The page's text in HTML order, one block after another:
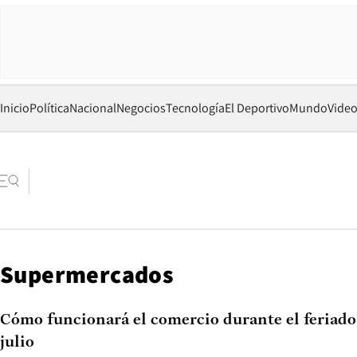
InicioPolíticaNacionalNegociosTecnologíaEl DeportivoMundo
Supermercados
Cómo funcionará el comercio durante el feriado
julio